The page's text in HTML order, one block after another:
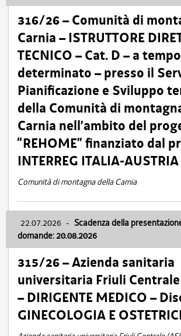
316/26 – Comunità di
Carnia – ISTRUTTORE
TECNICO – Cat. D – a tempo
determinato – presso il
Pianificazione e Sviluppo
della Comunità di
Carnia nell’ambito del
“REHOME” finanziato dal
INTERREG ITALIA-AUSTRIA
Comunità di montagna della Carnia
22.07.2026 - Scadenza della
domande: 20.08.2026
315/26 – Azienda sanitaria
universitaria Friuli Centrale
– DIRIGENTE MEDICO –
GINECOLOGIA E